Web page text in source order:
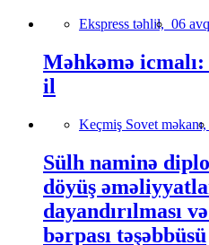
Ekspress təhlil, 06
Məhkəmə icmalı:
il
Keçmiş Sovet məkanı,
Sülh naminə
döyüş
dayandırılması
bərpası təşəbbüsü